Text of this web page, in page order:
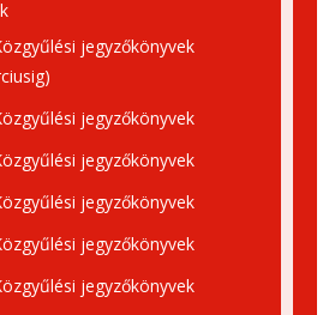
jegyzőkönyvek
jegyzőkönyvek
jegyzőkönyvek
jegyzőkönyvek
jegyzőkönyvek
jegyzőkönyvek